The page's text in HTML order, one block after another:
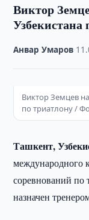
Виктор
Узбекистана
Анвар Умаров
Виктор Земцев
по триатлону /
Ташкент,
международного
соревнований по
назначен